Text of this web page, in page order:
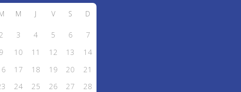
M J V S D
3 4 5 6
7
9 10 11 12 13
14
17 18 19 20
21
24 25 26 27 28